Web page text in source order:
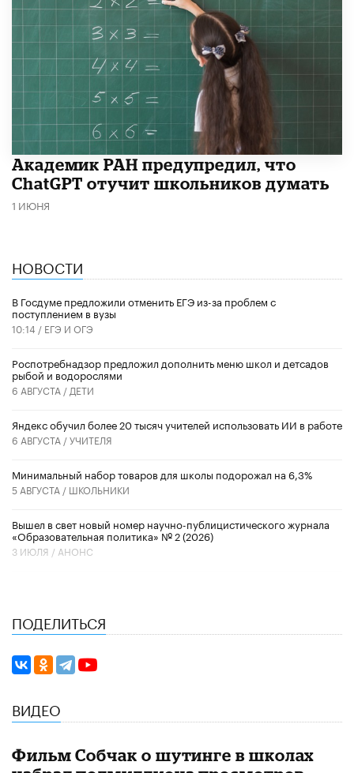
Академик РАН предупредил, что
ChatGPT отучит школьников думать
1 ИЮНЯ
НОВОСТИ
В Госдуме предложили отменить ЕГЭ из-за проблем с
поступлением в вузы
10:14 / ЕГЭ И ОГЭ
Роспотребнадзор предложил дополнить меню школ и детсадов
рыбой и водорослями
6 АВГУСТА / ДЕТИ
​Яндекс обучил более 20 тысяч учителей использовать ИИ в работе
6 АВГУСТА /УЧИТЕЛЯ
Минимальный набор товаров для школы подорожал на 6,3%
5 АВГУСТА / ШКОЛЬНИКИ
Вышел в свет новый номер научно-публицистического журнала
«Образовательная политика» № 2 (2026)
3 ИЮЛЯ / АНОНС
ПОДЕЛИТЬСЯ
ВИДЕО
Фильм Собчак о шутинге в школах